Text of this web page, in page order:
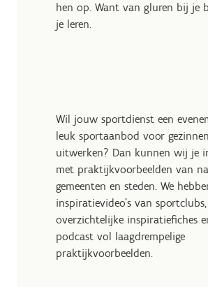
Wil jouw sportdienst een
leuk sportaanbod voor gezinnen
uitwerken? Dan kunnen wij je
met praktijkvoorbeelden van
gemeenten en steden. We
inspiratievideo's van sportclubs,
overzichtelijke inspiratiefiches
podcast vol laagdrempelige
praktijkvoorbeelden.
hen op. Want van gluren bij je
je leren.